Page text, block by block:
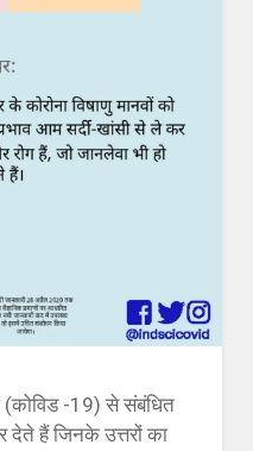
(कोविड -19) से संबंधित
देते हैं जिनके उत्तरों का